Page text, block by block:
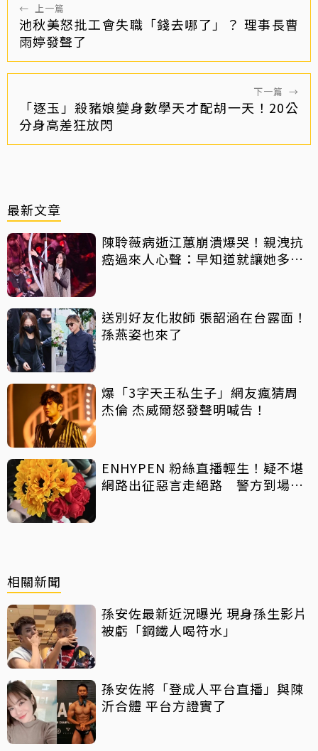
← 上一篇
池秋美怒批工會失職「錢去哪了」？ 理事長曹
雨婷發聲了
下一篇 →
「逐玉」殺豬娘變身數學天才配胡一天！20公
分身高差狂放閃
最新文章
陳聆薇病逝江蕙崩潰爆哭！親洩抗
癌過來人心聲：早知道就讓她多化
送別好友化妝師 張韶涵在台露面！
孫燕姿也來了
爆「3字天王私生子」網友瘋猜周
杰倫 杰威爾怒發聲明喊告！
ENHYPEN 粉絲直播輕生！疑不堪
網路出征惡言走絕路 警方到場已
相關新聞
孫安佐最新近況曝光 現身孫生影片
被虧「鋼鐵人喝符水」
孫安佐將「登成人平台直播」與陳
沂合體 平台方證實了